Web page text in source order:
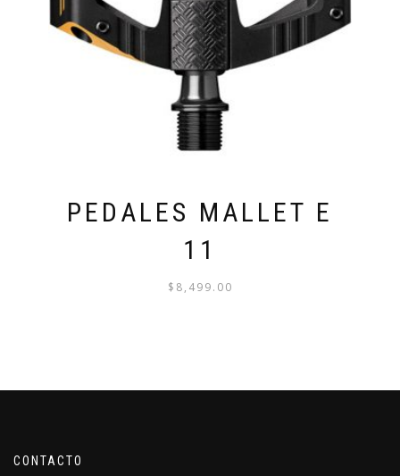
PEDALES MALLET E
11
$ 8,499.00
CONTACTO